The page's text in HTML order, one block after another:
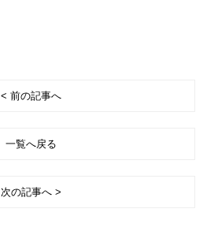
< 前の記事へ
一覧へ戻る
次の記事へ >